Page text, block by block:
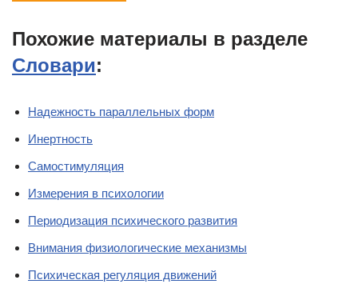
Похожие материалы в разделе
Словари:
Надежность параллельных форм
Инертность
Самостимуляция
Измерения в психологии
Периодизация психического развития
Внимания физиологические механизмы
Психическая регуляция движений